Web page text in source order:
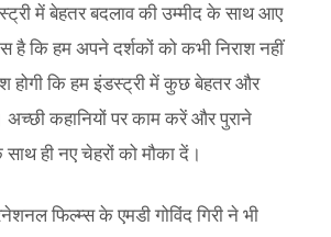
में बेहतर बदलाव की उम्मीद के साथ आए
है कि हम अपने दर्शकों को कभी निराश नहीं
होगी कि हम इंडस्ट्री में कुछ बेहतर और
अच्छी कहानियों पर काम करें और पुराने
ही नए चेहरों को मौका दें।
फिल्म्स के एमडी गोविंद गिरी ने भी